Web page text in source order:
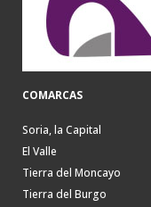
COMARCAS
Soria, la Capital
El Valle
Tierra del Moncayo
Tierra del Burgo